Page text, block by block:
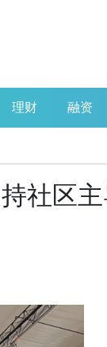
理财 融资
社区